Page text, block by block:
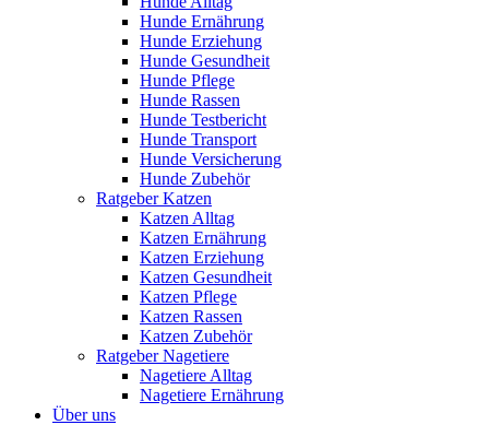
Hunde Ernährung
Hunde Erziehung
Hunde Gesundheit
Hunde Pflege
Hunde Rassen
Hunde Testbericht
Hunde Transport
Hunde Versicherung
Hunde Zubehör
Ratgeber Katzen
Katzen Alltag
Katzen Ernährung
Katzen Erziehung
Katzen Gesundheit
Katzen Pflege
Katzen Rassen
Katzen Zubehör
Ratgeber Nagetiere
Nagetiere Alltag
Nagetiere Ernährung
Über uns